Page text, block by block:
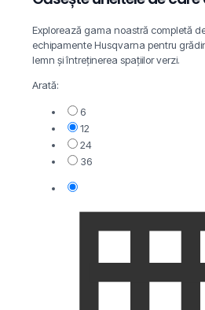
Explorează gama noastră completă
echipamente Husqvarna pentru
lemn și întreținerea spațiilor verzi.
Arată:
6
12
24
36